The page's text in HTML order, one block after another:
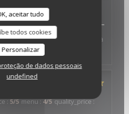
aceitar tudo
todos cookies
Personalizar
de dados pessoais
undefined
très bons, déco très sympa
:5/5 menu:4/5 quality_price: